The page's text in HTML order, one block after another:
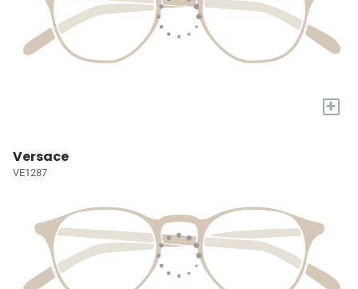
+
Versace
VE1287